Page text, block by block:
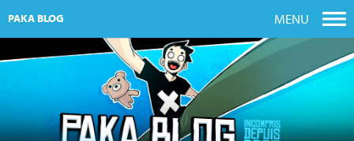
PAKA BLOG MENU